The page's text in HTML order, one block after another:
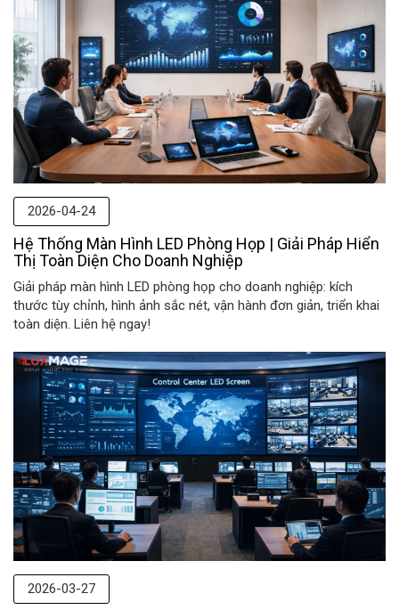
2026-04-24
Hệ Thống Màn Hình LED Phòng Họp | Giải Pháp Hiển
Thị Toàn Diện Cho Doanh Nghiệp
Giải pháp màn hình LED phòng họp cho doanh nghiệp: kích
thước tùy chỉnh, hình ảnh sắc nét, vận hành đơn giản, triển khai
toàn diện. Liên hệ ngay!
2026-03-27